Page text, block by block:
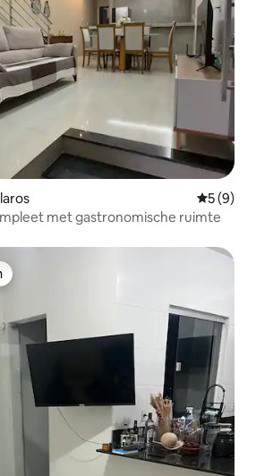
5 (9)
met gastronomische ruimte